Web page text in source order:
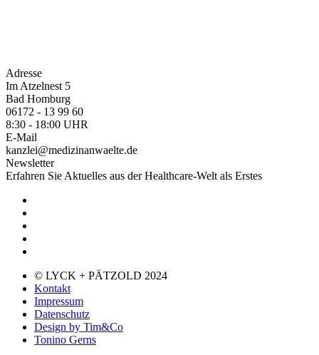
Adresse
Im Atzelnest 5
Bad Homburg
06172 - 13 99 60
8:30 - 18:00 UHR
E-Mail
kanzlei@medizinanwaelte.de
Newsletter
Erfahren Sie Aktuelles aus der Healthcare-Welt als Erstes
© LYCK + PÄTZOLD 2024
Kontakt
Impressum
Datenschutz
Design by Tim&Co
Tonino Gerns